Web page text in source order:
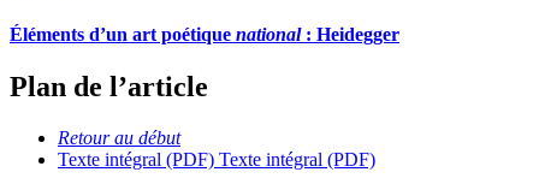
Éléments d’un art poétique national: Heidegger
Plan de l’article
Retour au début
Texte intégral (PDF) Texte intégral (PDF)